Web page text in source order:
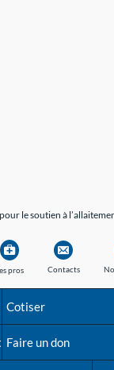
le soutien à
pros Contacts
de tous les
Cotiser
Faire un don